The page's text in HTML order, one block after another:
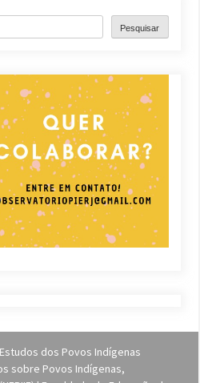
Pesquisar
dos Povos Indígenas
sobre Povos Indígenas,